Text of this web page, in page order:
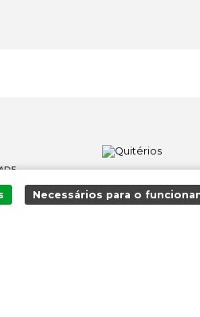
Necessários para o